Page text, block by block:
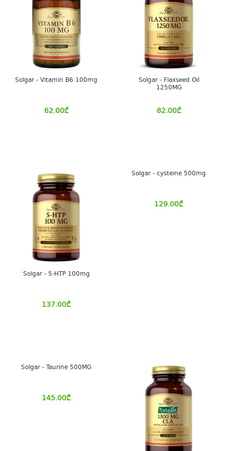
Solgar - Vitamin B6 100mg
62.00₾
Solgar - Flaxseed Oil
1250MG
82.00₾
Solgar - 5-HTP 100mg
137.00₾
Solgar - cysteine 500mg
129.00₾
Solgar - Taurine 500MG
145.00₾